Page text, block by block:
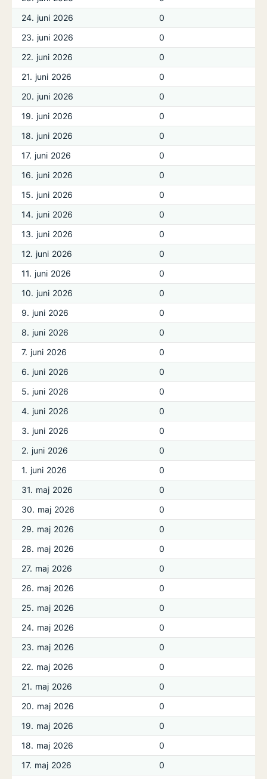
24. juni 2026
0
23. juni 2026
0
22. juni 2026
0
21. juni 2026
0
20. juni 2026
0
19. juni 2026
0
18. juni 2026
0
17. juni 2026
0
16. juni 2026
0
15. juni 2026
0
14. juni 2026
0
13. juni 2026
0
12. juni 2026
0
11. juni 2026
0
10. juni 2026
0
9. juni 2026
0
8. juni 2026
0
7. juni 2026
0
6. juni 2026
0
5. juni 2026
0
4. juni 2026
0
3. juni 2026
0
2. juni 2026
0
1. juni 2026
0
31. maj 2026
0
30. maj 2026
0
29. maj 2026
0
28. maj 2026
0
27. maj 2026
0
26. maj 2026
0
25. maj 2026
0
24. maj 2026
0
23. maj 2026
0
22. maj 2026
0
21. maj 2026
0
20. maj 2026
0
19. maj 2026
0
18. maj 2026
0
17. maj 2026
0